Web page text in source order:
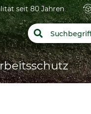
seit 80 Jahren